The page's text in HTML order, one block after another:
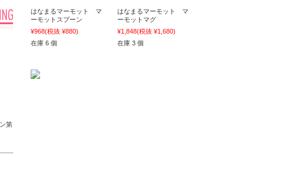
はなまるマーモット マ
ーモットスプーン
¥968(税抜 ¥880)
在庫 6 個
はなまるマーモット マ
ーモットマグ
¥1,848(税抜 ¥1,680)
在庫 3 個
第